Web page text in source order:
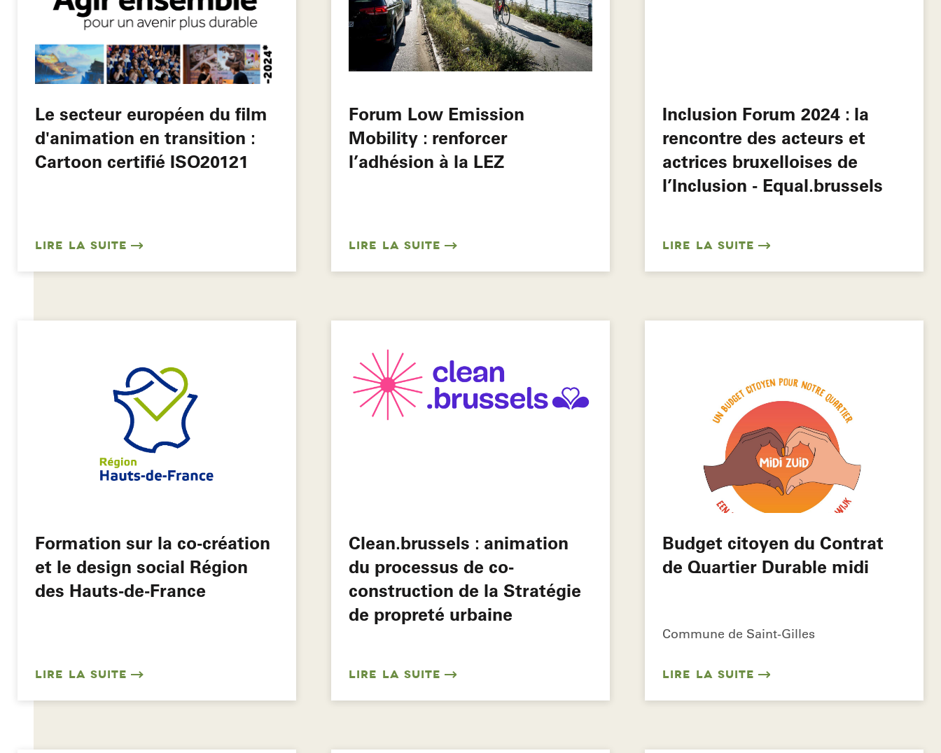
Le secteur européen du film
d'animation en transition :
Cartoon certifié ISO20121
LIRE LA SUITE
Forum Low Emission
Mobility : renforcer
l’adhésion à la LEZ
LIRE LA SUITE
Inclusion Forum 2024 : la
rencontre des acteurs et
actrices bruxelloises de
l’Inclusion - Equal.brussels
LIRE LA SUITE
Formation sur la co-création
et le design social Région
des Hauts-de-France
LIRE LA SUITE
Clean.brussels : animation
du processus de co-
construction de la Stratégie
de propreté urbaine
LIRE LA SUITE
Budget citoyen du Contrat
de Quartier Durable midi
Commune de Saint-Gilles
LIRE LA SUITE